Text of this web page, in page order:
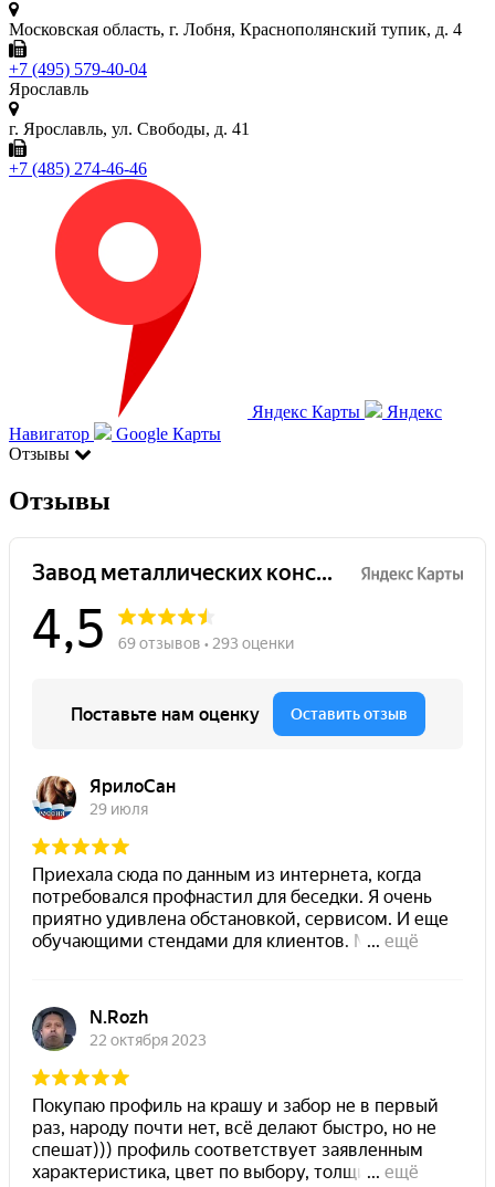
Московская область, г. Лобня, Краснополянский тупик, д. 4
+7 (495) 579-40-04
Ярославль
г. Ярославль, ул. Свободы, д. 41
+7 (485) 274-46-46
Яндекс Карты
Яндекс
Навигатор
Google Карты
Отзывы
Отзывы